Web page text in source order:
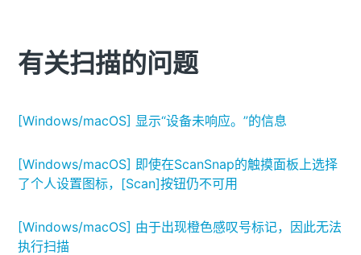
有关扫描的问题
[Windows/macOS] 显示“设备未响应。”的信息
[Windows/macOS] 即使在ScanSnap的触摸面板上选择
了个人设置图标，[Scan]按钮仍不可用
[Windows/macOS] 由于出现橙色感叹号标记，因此无法
执行扫描